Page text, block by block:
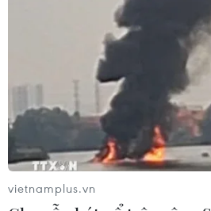
#Tổ chức Hợp
#Giá năng lượng
#Năng lượng
Trung Quốc
Theo dõi VietnamPlus
vietnamplus.vn